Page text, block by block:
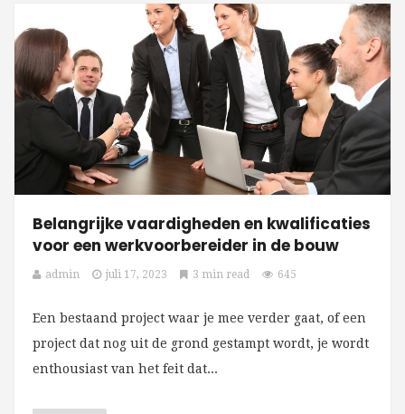
Belangrijke vaardigheden en kwalificaties
voor een werkvoorbereider in de bouw
admin juli 17, 2023 3 min read 645
Een bestaand project waar je mee verder gaat, of een
project dat nog uit de grond gestampt wordt, je wordt
enthousiast van het feit dat...